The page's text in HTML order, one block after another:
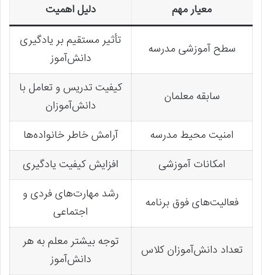
معیار مهم دلیل اهمیت
سطح آموزشی مدرسه
تأثیر مستقیم بر یادگیری
دانش‌آموز
سابقه معلمان
کیفیت تدریس و تعامل با
دانش‌آموزان
امنیت محیط مدرسه
آرامش خاطر خانواده‌ها
امکانات آموزشی
افزایش کیفیت یادگیری
فعالیت‌های فوق برنامه
رشد مهارت‌های فردی و
اجتماعی
تعداد دانش‌آموزان کلاس
توجه بیشتر معلم به هر
دانش‌آموز